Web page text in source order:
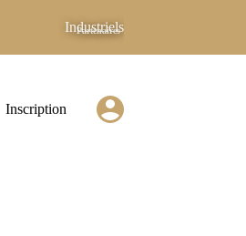
Industriels
Partenaires
Inscription